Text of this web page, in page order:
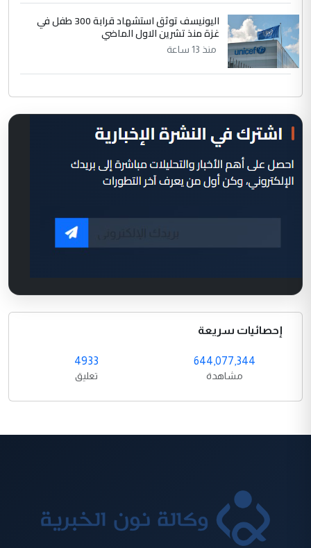
اليونيسف توثق استشهاد قرابة 300 طفل في
غزة منذ تشرين الاول الماضي
منذ 13 ساعة
إحصائيات سريعة
644,077,344
مشاهدة
4933
تعليق